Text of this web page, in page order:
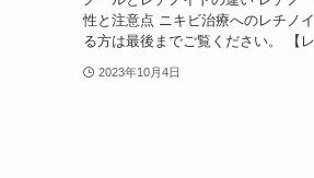
性と注意点 ニキビ治療へのレチノ
る方は最後までご覧ください。 【
2023年10月4日